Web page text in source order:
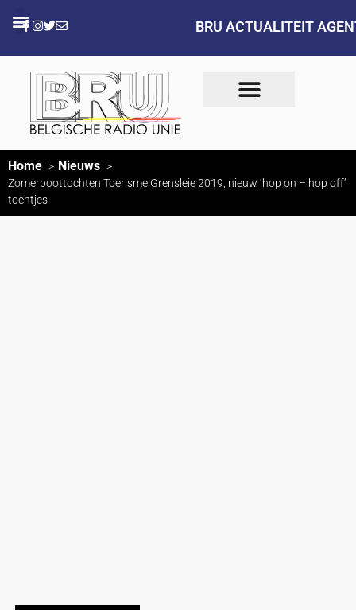
BRU ACTUALITEIT
Home Nieuws
Zomerboottochten Toerisme Grensleie 2019, nieuw ‘hop on – hop off’
tochtjes